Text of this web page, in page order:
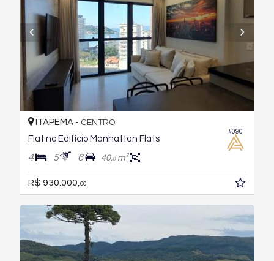
#090
ITAPEMA - CENTRO
Flat no Edifício Manhattan Flats
4 5 6 40,0m²
R$ 930.000, 00